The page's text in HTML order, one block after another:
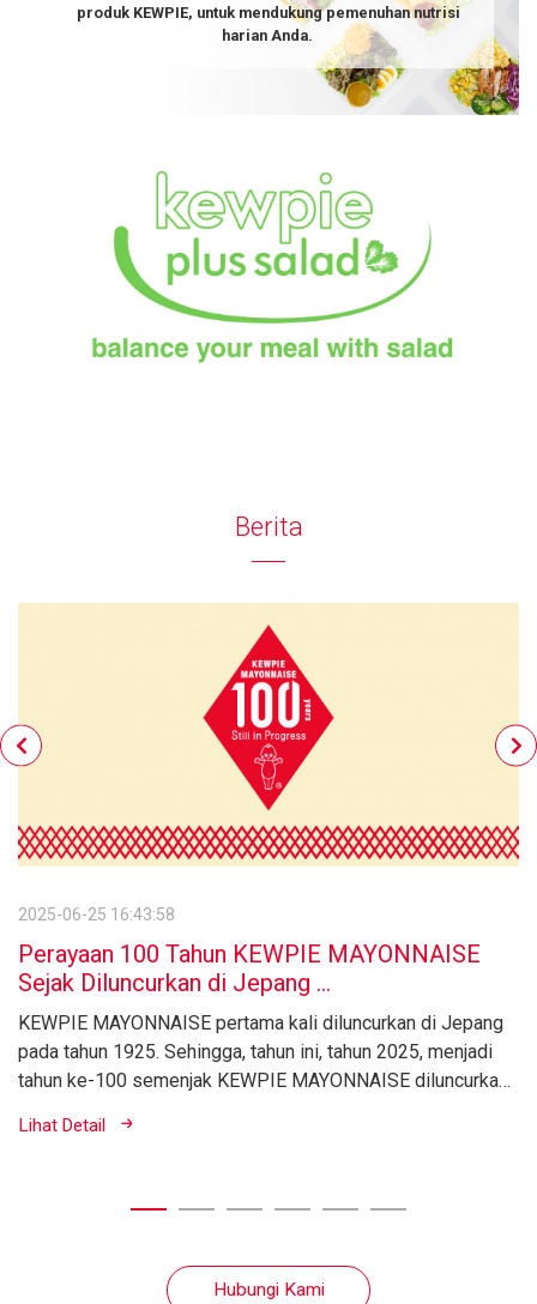
produk KEWPIE, untuk mendukung pemenuhan nutrisi
harian Anda.
Berita
2025-06-25 16:43:58
Perayaan 100 Tahun KEWPIE MAYONNAISE
Sejak Diluncurkan di Jepang ...
KEWPIE MAYONNAISE pertama kali diluncurkan di Jepang
pada tahun 1925. Sehingga, tahun ini, tahun 2025, menjadi
tahun ke-100 semenjak KEWPIE MAYONNAISE diluncurkan.
untuk ...
Lihat Detail
Hubungi Kami